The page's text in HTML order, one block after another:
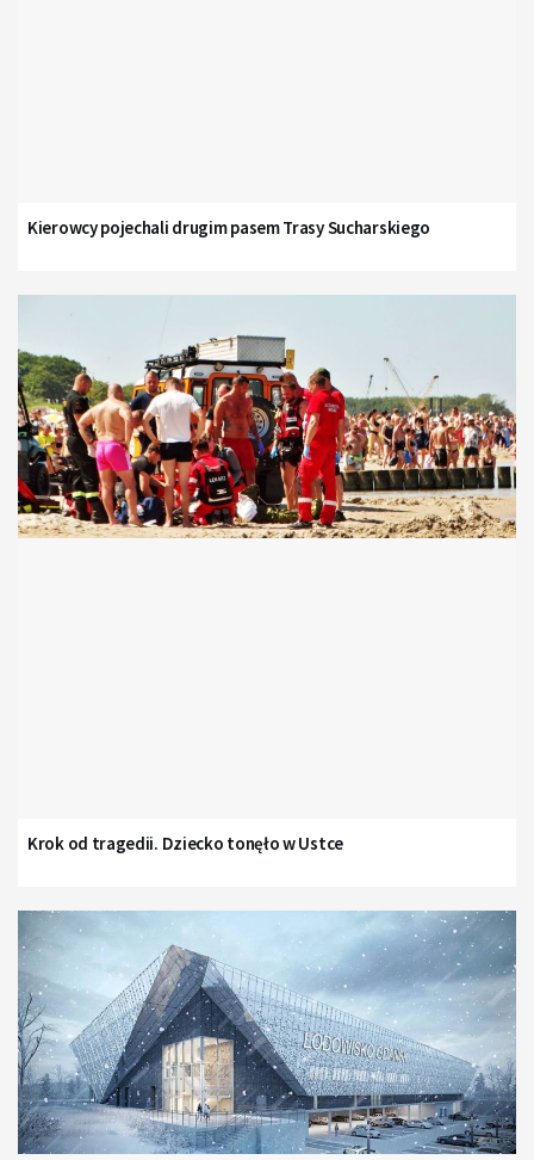
Kierowcy pojechali drugim pasem Trasy Sucharskiego
Krok od tragedii. Dziecko tonęło w Ustce